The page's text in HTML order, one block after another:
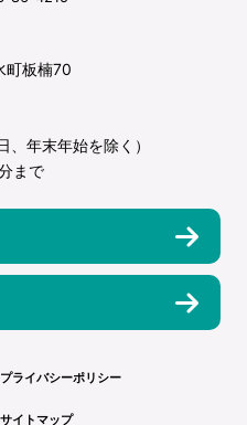
板楠70
年末年始を除く）
まで
プライバシーポリシー
サイトマップ